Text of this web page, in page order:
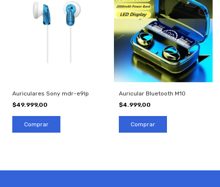
Auriculares Sony mdr-e9lp
$49.999,00
Auricular Bluetooth M10
$4.999,00